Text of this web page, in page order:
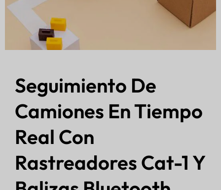
Seguimiento De
Camiones En Tiempo
Real Con
Rastreadores Cat-1 Y